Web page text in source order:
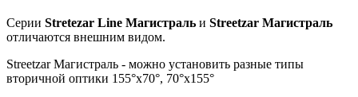
Серии Stretezar Line Магистраль и Streetzar Магистраль
отличаются внешним видом.
Streetzar Магистраль - можно установить разные типы
вторичной оптики 155°х70°, 70°х155°